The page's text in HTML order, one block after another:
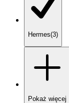
Hermes(3)
Pokaż więcej